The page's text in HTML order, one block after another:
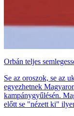
Orbán teljes
Se az oroszok, se az
egyezhetnek
kampánygyűlésén.
előtt se "nézett ki"